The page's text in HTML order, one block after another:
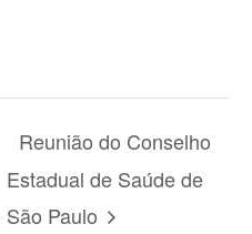
Reunião do Conselho
Estadual de Saúde de
São Paulo